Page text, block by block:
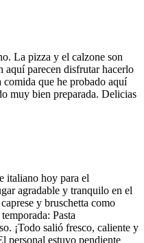
La pizza y el calzone son
aquí parecen disfrutar hacerlo
que he probado aquí
muy bien preparada. Delicias
italiano hoy para el
agradable y tranquilo en el
y bruschetta como
Pasta
¡Todo salió fresco, caliente y
personal estuvo pendiente